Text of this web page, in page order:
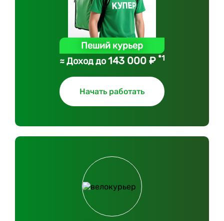
Пеший курьер
≈ Доход до143 000 ₽ *1
Начать работать